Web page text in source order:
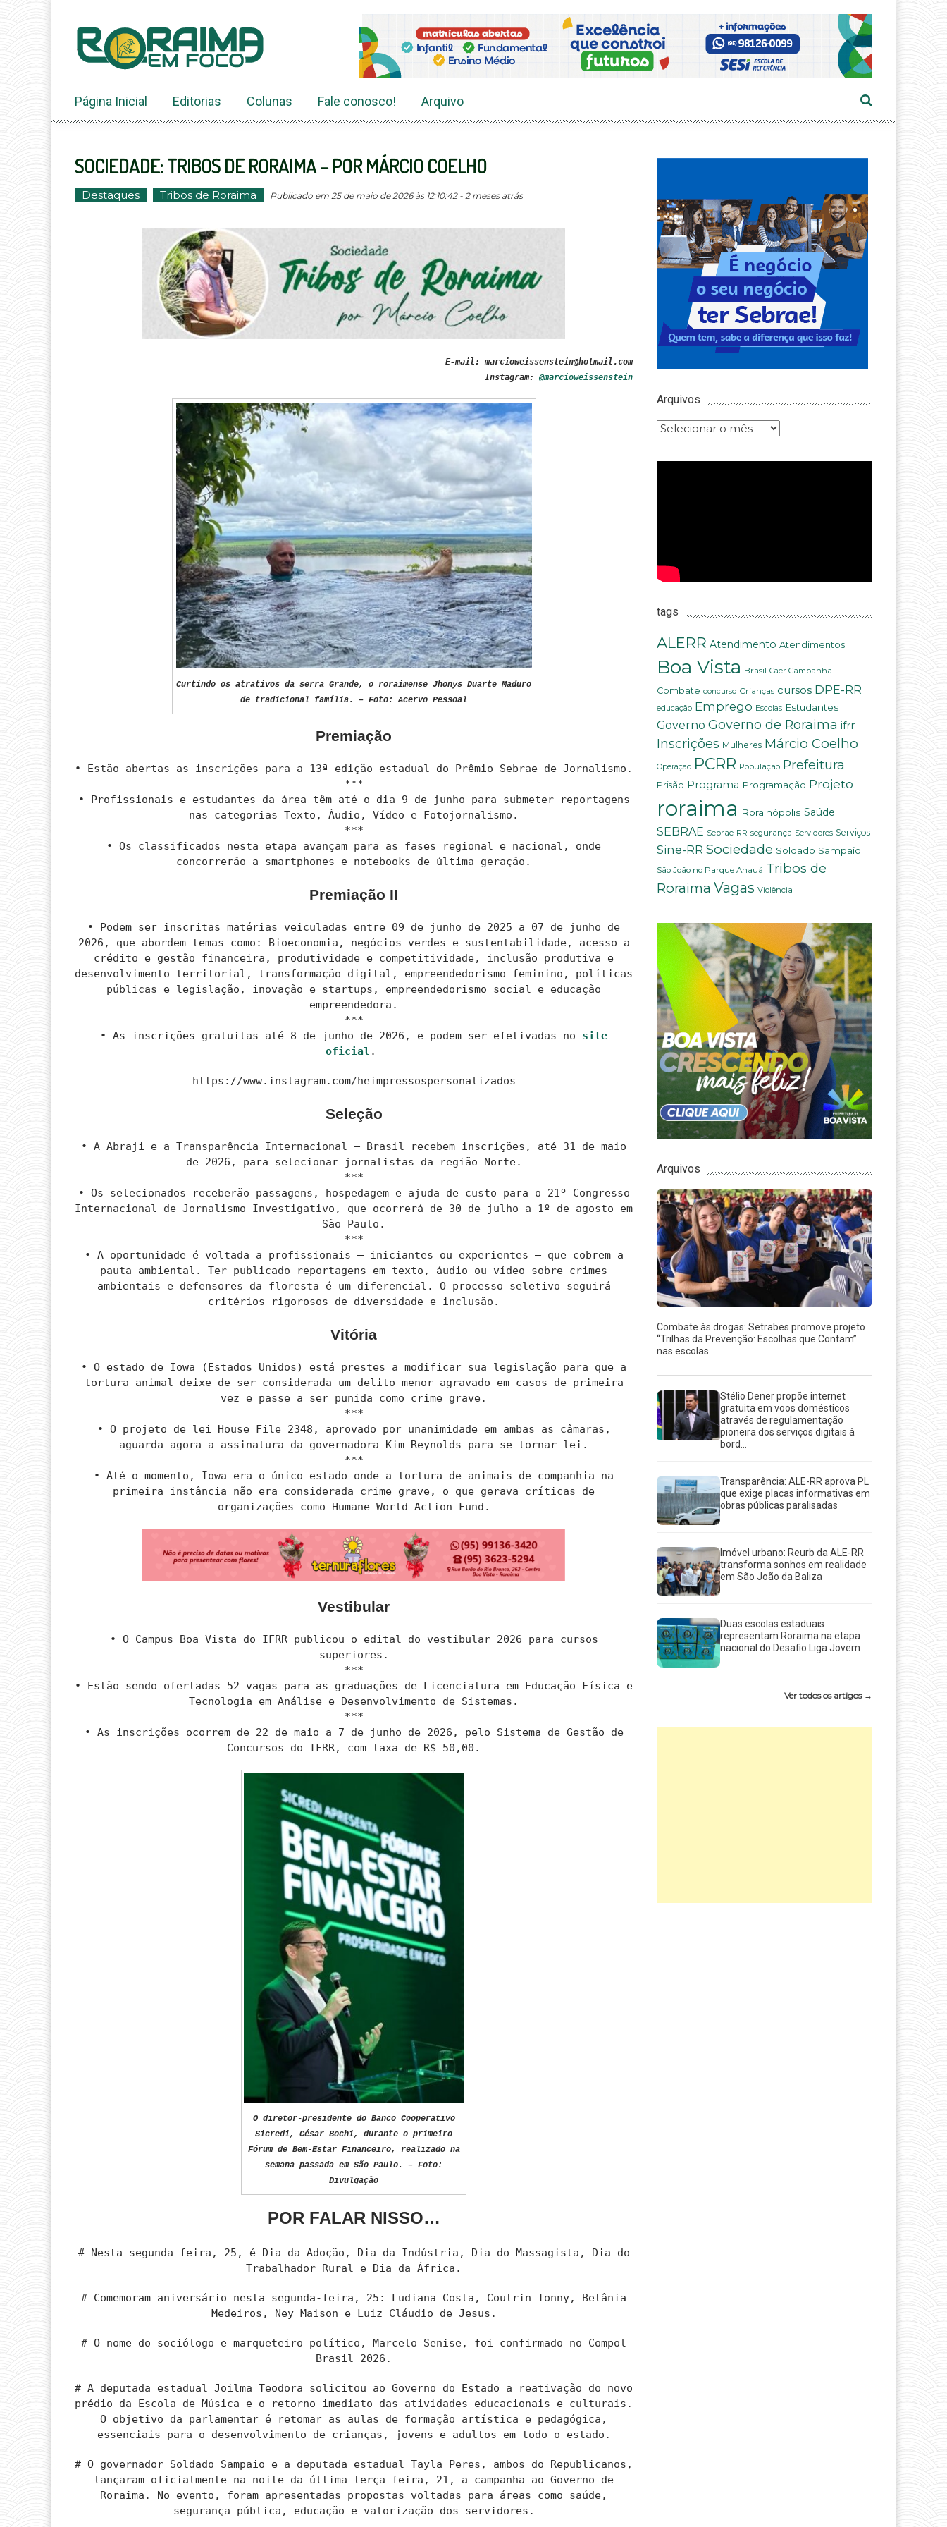
conteúdo
Página Inicial Editorias Colunas Fale conosco! Arquivo
SOCIEDADE: TRIBOS DE RORAIMA – POR MÁRCIO COELHO
Destaques Tribos de Roraima Publicado em 25 de maio de 2026 às 12:10:42 - 2 meses atrás
E-mail: marcioweissenstein@hotmail.com
Instagram:@marcioweissenstein
Curtindo os atrativos da serra Grande, o roraimense Jhonys Duarte Maduro
de tradicional família. – Foto: Acervo Pessoal
Premiação
• Estão abertas as inscrições para a 13ª edição estadual do Prêmio Sebrae de Jornalismo.
***
• Profissionais e estudantes da área têm até o dia 9 de junho para submeter reportagens
nas categorias Texto, Áudio, Vídeo e Fotojornalismo.
***
• Os classificados nesta etapa avançam para as fases regional e nacional, onde
concorrerão a smartphones e notebooks de última geração.
Premiação II
• Podem ser inscritas matérias veiculadas entre 09 de junho de 2025 a 07 de junho de
2026, que abordem temas como: Bioeconomia, negócios verdes e sustentabilidade, acesso a
crédito e gestão financeira, produtividade e competitividade, inclusão produtiva e
desenvolvimento territorial, transformação digital, empreendedorismo feminino, políticas
públicas e legislação, inovação e startups, empreendedorismo social e educação
empreendedora.
***
• As inscrições gratuitas até 8 de junho de 2026, e podem ser efetivadas no site
oficial .
https://www.instagram.com/heimpressospersonalizados
Seleção
• A Abraji e a Transparência Internacional – Brasil recebem inscrições, até 31 de maio
de 2026, para selecionar jornalistas da região Norte.
***
• Os selecionados receberão passagens, hospedagem e ajuda de custo para o 21º Congresso
Internacional de Jornalismo Investigativo, que ocorrerá de 30 de julho a 1º de agosto em
São Paulo.
***
• A oportunidade é voltada a profissionais — iniciantes ou experientes — que cobrem a
pauta ambiental. Ter publicado reportagens em texto, áudio ou vídeo sobre crimes
ambientais e defensores da floresta é um diferencial. O processo seletivo seguirá
critérios rigorosos de diversidade e inclusão.
Vitória
• O estado de Iowa (Estados Unidos) está prestes a modificar sua legislação para que a
tortura animal deixe de ser considerada um delito menor agravado em casos de primeira
vez e passe a ser punida como crime grave.
***
• O projeto de lei House File 2348, aprovado por unanimidade em ambas as câmaras,
aguarda agora a assinatura da governadora Kim Reynolds para se tornar lei.
***
• Até o momento, Iowa era o único estado onde a tortura de animais de companhia na
primeira instância não era considerada crime grave, o que gerava críticas de
organizações como Humane World Action Fund.
Vestibular
• O Campus Boa Vista do IFRR publicou o edital do vestibular 2026 para cursos
superiores.
***
• Estão sendo ofertadas 52 vagas para as graduações de Licenciatura em Educação Física e
Tecnologia em Análise e Desenvolvimento de Sistemas.
***
• As inscrições ocorrem de 22 de maio a 7 de junho de 2026, pelo Sistema de Gestão de
Concursos do IFRR, com taxa de R$ 50,00.
O diretor-presidente do Banco Cooperativo
Sicredi, César Bochi, durante o primeiro
Fórum de Bem-Estar Financeiro, realizado na
semana passada em São Paulo. – Foto:
Divulgação
POR FALAR NISSO…
# Nesta segunda-feira, 25, é Dia da Adoção, Dia da Indústria, Dia do Massagista, Dia do
Trabalhador Rural e Dia da África.
# Comemoram aniversário nesta segunda-feira, 25: Ludiana Costa, Coutrin Tonny, Betânia
Medeiros, Ney Maison e Luiz Cláudio de Jesus.
# O nome do sociólogo e marqueteiro político, Marcelo Senise, foi confirmado no Compol
Brasil 2026.
# A deputada estadual Joilma Teodora solicitou ao Governo do Estado a reativação do novo
prédio da Escola de Música e o retorno imediato das atividades educacionais e culturais.
O objetivo da parlamentar é retomar as aulas de formação artística e pedagógica,
essenciais para o desenvolvimento de crianças, jovens e adultos em todo o estado.
# O governador Soldado Sampaio e a deputada estadual Tayla Peres, ambos do Republicanos,
lançaram oficialmente na noite da última terça-feira, 21, a campanha ao Governo de
Roraima. No evento, foram apresentadas propostas voltadas para áreas como saúde,
segurança pública, educação e valorização dos servidores.
Arquivos
Arquivos
tags
ALERR Atendimento Atendimentos
Boa Vista Brasil Caer Campanha
Combate concurso Crianças cursos DPE-RR
educação Emprego Escolas Estudantes
Governo Governo de Roraima ifrr
Inscrições Mulheres Márcio Coelho
Operação PCRR População Prefeitura
Prisão Programa Programação Projeto
roraima Rorainópolis Saúde
SEBRAE Sebrae-RR segurança Servidores Serviços
Sine-RR Sociedade Soldado Sampaio
São João no Parque Anauá Tribos de
Roraima Vagas Violência
Arquivos
Combate às drogas: Setrabes promove projeto
“Trilhas da Prevenção: Escolhas que Contam”
nas escolas
Stélio Dener propõe internet
gratuita em voos domésticos
através de regulamentação
pioneira dos serviços digitais à
bord...
Transparência: ALE-RR aprova PL
que exige placas informativas em
obras públicas paralisadas
Imóvel urbano: Reurb da ALE-RR
transforma sonhos em realidade
em São João da Baliza
Duas escolas estaduais
representam Roraima na etapa
nacional do Desafio Liga Jovem
Ver todos os artigos →